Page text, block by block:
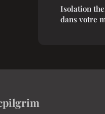
Isolation
dans votre